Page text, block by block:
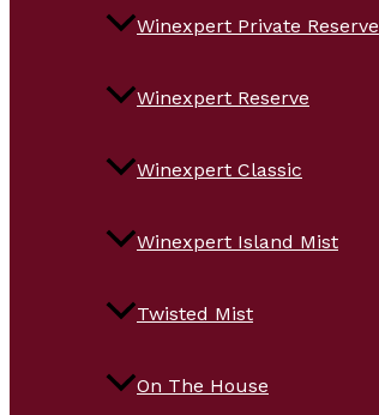
Winexpert Private Reserve
Winexpert Reserve
Winexpert Classic
Winexpert Island Mist
Twisted Mist
On The House